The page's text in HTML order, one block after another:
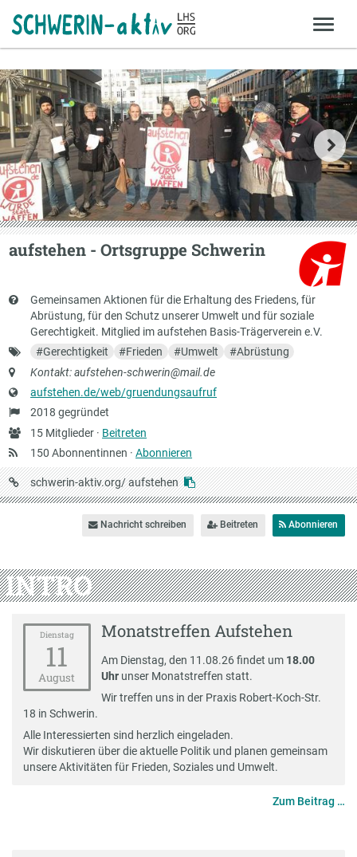
aufstehen - Ortsgruppe Schwerin
Kurzbeschreibung
Gemeinsamen Aktionen für die Erhaltung des Friedens, für
Abrüstung, für den Schutz unserer Umwelt und für soziale
Gerechtigkeit. Mitglied im aufstehen Basis-Trägerverein e.V.
Schlagworte
#Gerechtigkeit #Frieden #Umwelt #Abrüstung
Anschrift
Kontakt: aufstehen-schwerin@mail.de
Website
aufstehen.de/web/gruendungsaufruf
Gründung
2018 gegründet
Anzahl
Mitglieder
15 Mitglieder · Beitreten
150 Abonnentinnen ·Abonnieren
URL
auf
schwerin-aktiv.org/ aufstehen
Nachricht schreiben Beitreten Abonnieren
INTRO
Dienstag
11
August
Monatstreffen Aufstehen
Am Dienstag, den 11.08.26 findet um 18.00
Uhr unser Monatstreffen statt.
Wir treffen uns in der Praxis Robert-Koch-Str.
18 in Schwerin.
Alle Interessierten sind herzlich eingeladen.
Wir diskutieren über die aktuelle Politik und planen gemeinsam
unsere Aktivitäten für Frieden, Soziales und Umwelt.
Zum Beitrag …